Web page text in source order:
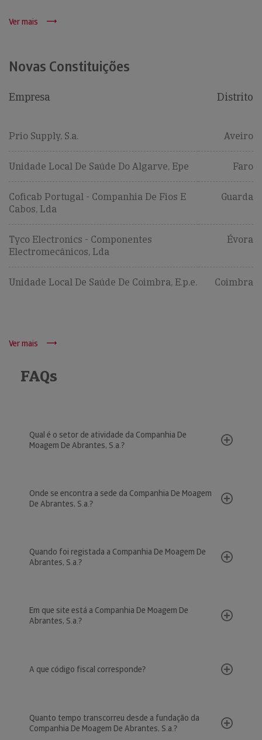
Ver mais
Novas Constituições
Empresa Distrito
Prio Supply, S.a. Aveiro
Unidade Local De Saúde Do Algarve, Epe Faro
Coficab Portugal - Companhia De Fios E
Cabos, Lda
Guarda
Tyco Electronics - Componentes
Electromecânicos, Lda
Évora
Unidade Local De Saúde De Coimbra, E.p.e. Coimbra
Ver mais
FAQs
Qual é o setor de atividade da Companhia De
Moagem De Abrantes, S.a.?
Onde se encontra a sede da Companhia De Moagem
De Abrantes, S.a.?
Quando foi registada a Companhia De Moagem De
Abrantes, S.a.?
Em que site está a Companhia De Moagem De
Abrantes, S.a.?
A que código fiscal corresponde?
Quanto tempo transcorreu desde a fundação da
Companhia De Moagem De Abrantes, S.a.?